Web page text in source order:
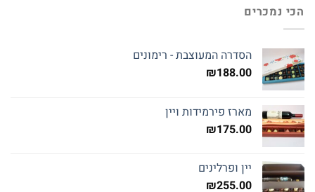
הכי נמכרים
הסדרה המעוצבת - רימונים
₪188.00
מארז פירמידות ויין
₪175.00
יין ופרלינים
₪255.00